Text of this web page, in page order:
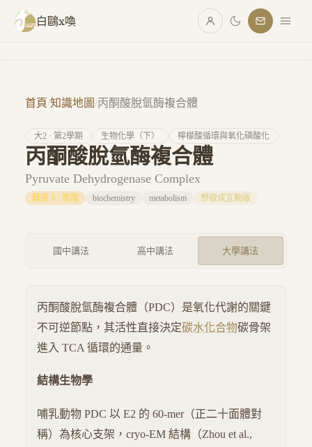
跳至主要內容
白鷗x喚
首頁/知識地圖/丙酮酸脫氫酶複合體
大2 · 第2學期 生物化學（下） 檸檬酸循環與氧化磷酸化
丙酮酸脫氫酶複合體
Pyruvate Dehydrogenase Complex
難度 3 · 進階 biochemistry metabolism 想做成互動版
國中講法 高中講法 大學講法
丙酮酸脫氫酶複合體（PDC）是氧化代謝的關鍵
不可逆節點，其活性直接決定碳水化合物碳骨架
進入 TCA 循環的通量。
結構生物學
哺乳動物 PDC 以 E2 的 60-mer（正二十面體對
稱）為核心支架，cryo-EM 結構（Zhou et al.,